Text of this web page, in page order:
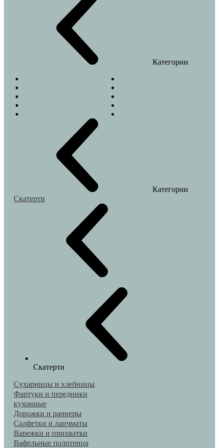
Категории
Категории
Скатерти
Скатерти
Сухарницы и хлебницы
Фартуки и передники
кухонные
Дорожки и раннеры
Салфетки и ланчматы
Варежки и прихватки
Вафельные полотенца